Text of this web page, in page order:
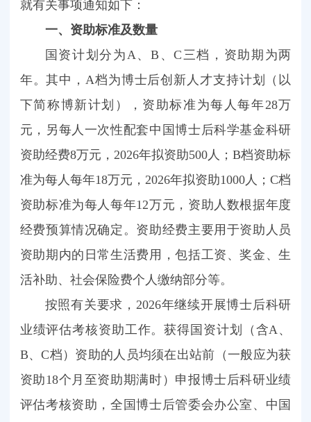
就有关事项通知如下：
一、资助标准及数量
国资计划分为A、B、C三档，资助期为两
年。其中，A档为博士后创新人才支持计划（以
下简称博新计划），资助标准为每人每年28万
元，另每人一次性配套中国博士后科学基金科研
资助经费8万元，2026年拟资助500人；B档资助标
准为每人每年18万元，2026年拟资助1000人；C档
资助标准为每人每年12万元，资助人数根据年度
经费预算情况确定。资助经费主要用于资助人员
资助期内的日常生活费用，包括工资、奖金、生
活补助、社会保险费个人缴纳部分等。
按照有关要求，2026年继续开展博士后科研
业绩评估考核资助工作。获得国资计划（含A、
B、C档）资助的人员均须在出站前（一般应为获
资助18个月至资助期满时）申报博士后科研业绩
评估考核资助，全国博士后管委会办公室、中国